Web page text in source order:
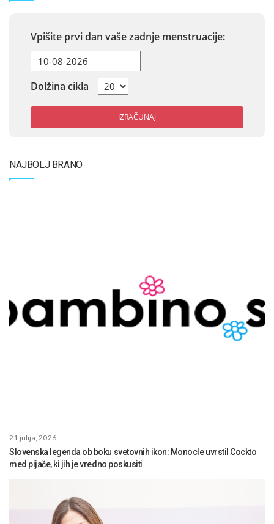
Vpišite prvi dan vaše zadnje menstruacije:
Dolžina cikla
IZRAČUNAJ
NAJBOLJ BRANO
21 julija, 2026
Slovenska legenda ob boku svetovnih ikon: Monocle uvrstil Cockto
med pijače, ki jih je vredno poskusiti